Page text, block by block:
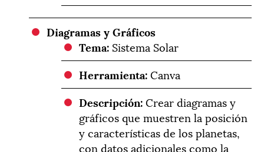
Diagramas y Gráficos
Tema:Sistema Solar
Herramienta:Canva
Descripción:Crear diagramas y
gráficos que muestren la posición
y características de los planetas,
con datos adicionales como la